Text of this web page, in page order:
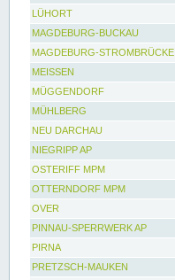
LÜHORT
MAGDEBURG-BUCKAU
MAGDEBURG-STROMBRÜCKE
MEISSEN
MÜGGENDORF
MÜHLBERG
NEU DARCHAU
NIEGRIPP AP
OSTERIFF MPM
OTTERNDORF MPM
OVER
PINNAU-SPERRWERK AP
PIRNA
PRETZSCH-MAUKEN